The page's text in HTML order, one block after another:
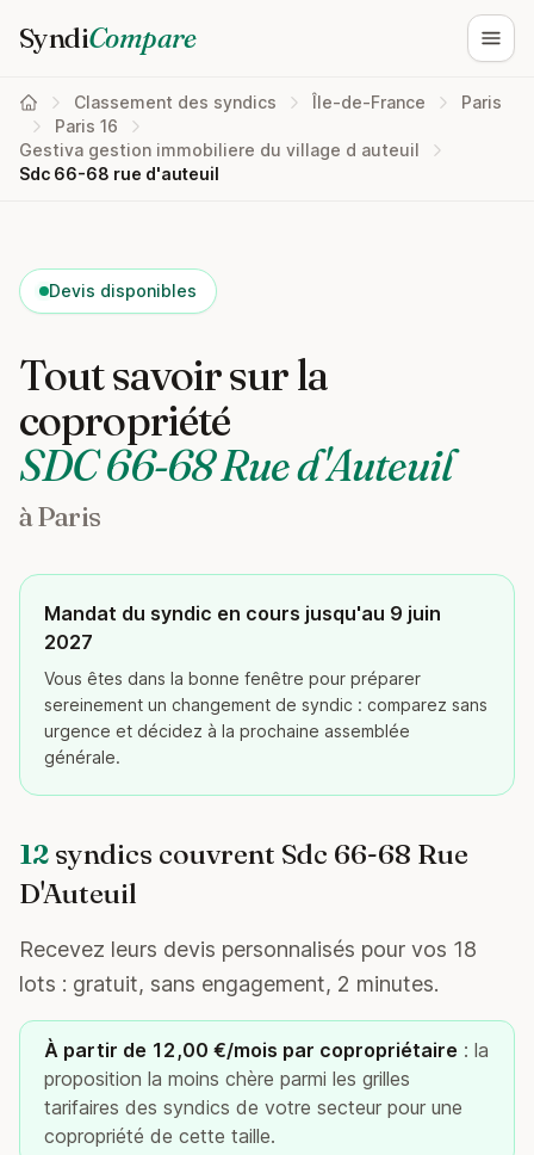
SyndiCompare
Classement des syndics Île-de-France
Paris
Paris 16
Gestiva gestion immobiliere du village d auteuil
Sdc 66-68 rue d'auteuil
Devis disponibles
Tout savoir sur la
copropriété
SDC 66-68 Rue d'Auteuil
à Paris
Mandat du syndic en cours jusqu'au 9 juin
2027
Vous êtes dans la bonne fenêtre pour préparer
sereinement un changement de syndic : comparez sans
urgence et décidez à la prochaine assemblée
générale.
12 syndics couvrent Sdc 66-68 Rue
D'Auteuil
Recevez leurs devis personnalisés pour vos 18
lots : gratuit, sans engagement, 2 minutes.
À partir de 12,00 €/mois par copropriétaire : la
proposition la moins chère parmi les grilles
tarifaires des syndics de votre secteur pour une
copropriété de cette taille.